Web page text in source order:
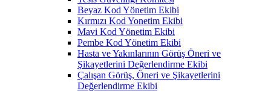
Beyaz Kod Yönetim Ekibi
Kırmızı Kod Yonetim Ekibi
Mavi Kod Yönetim Ekibi
Pembe Kod Yönetim Ekibi
Hasta ve Yakınlarının Görüş Öneri ve
Şikayetlerini Değerlendirme Ekibi
Çalışan Görüş, Öneri ve Şikayetlerini
Değerlendirme Ekibi